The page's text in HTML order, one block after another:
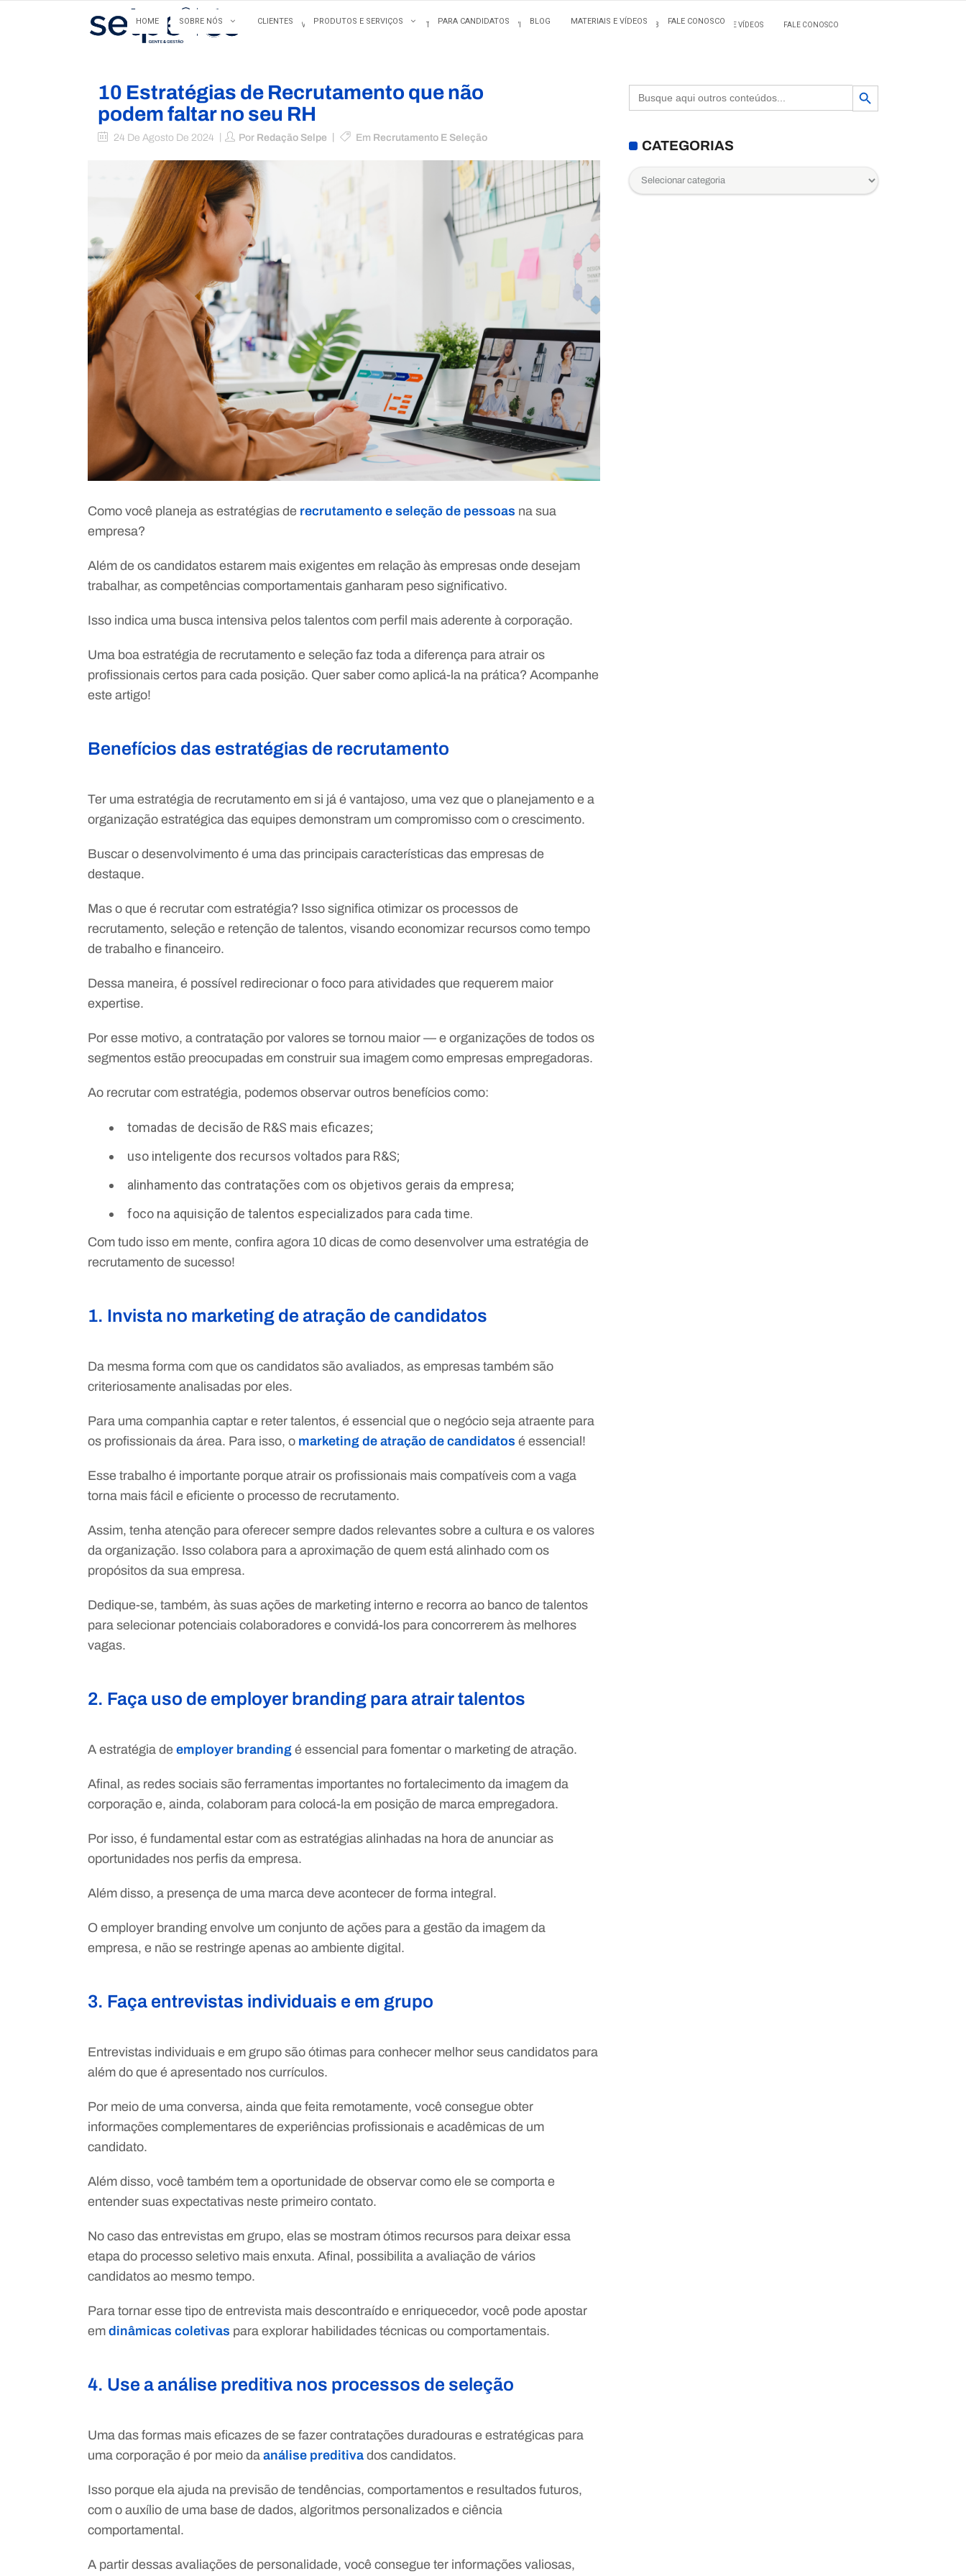
HOME SOBRE NÓS CLIENTES PRODUTOS E SERVIÇOS PARA CANDIDATOS BLOG MATERIAIS E VÍDEOS FALE CONOSCO
HOME SOBRE NÓS CLIENTES PRODUTOS E SERVIÇOS PARA CANDIDATOS BLOG MATERIAIS E VÍDEOS FALE CONOSCO
10 Estratégias de Recrutamento que não
podem faltar no seu RH
24 De Agosto De 2024 Por Redação Selpe Em Recrutamento E Seleção
Como você planeja as estratégias de recrutamento e seleção de pessoas na sua
empresa?
Além de os candidatos estarem mais exigentes em relação às empresas onde desejam
trabalhar, as competências comportamentais ganharam peso significativo.
Isso indica uma busca intensiva pelos talentos com perfil mais aderente à corporação.
Uma boa estratégia de recrutamento e seleção faz toda a diferença para atrair os
profissionais certos para cada posição. Quer saber como aplicá-la na prática? Acompanhe
este artigo!
Benefícios das estratégias de recrutamento
Ter uma estratégia de recrutamento em si já é vantajoso, uma vez que o planejamento e a
organização estratégica das equipes demonstram um compromisso com o crescimento.
Buscar o desenvolvimento é uma das principais características das empresas de
destaque.
Mas o que é recrutar com estratégia? Isso significa otimizar os processos de
recrutamento, seleção e retenção de talentos, visando economizar recursos como tempo
de trabalho e financeiro.
Dessa maneira, é possível redirecionar o foco para atividades que requerem maior
expertise.
Por esse motivo, a contratação por valores se tornou maior — e organizações de todos os
segmentos estão preocupadas em construir sua imagem como empresas empregadoras.
Ao recrutar com estratégia, podemos observar outros benefícios como:
tomadas de decisão de R&S mais eficazes;
uso inteligente dos recursos voltados para R&S;
alinhamento das contratações com os objetivos gerais da empresa;
foco na aquisição de talentos especializados para cada time.
Com tudo isso em mente, confira agora 10 dicas de como desenvolver uma estratégia de
recrutamento de sucesso!
1. Invista no marketing de atração de candidatos
Da mesma forma com que os candidatos são avaliados, as empresas também são
criteriosamente analisadas por eles.
Para uma companhia captar e reter talentos, é essencial que o negócio seja atraente para
os profissionais da área. Para isso, o marketing de atração de candidatos é essencial!
Esse trabalho é importante porque atrair os profissionais mais compatíveis com a vaga
torna mais fácil e eficiente o processo de recrutamento.
Assim, tenha atenção para oferecer sempre dados relevantes sobre a cultura e os valores
da organização. Isso colabora para a aproximação de quem está alinhado com os
propósitos da sua empresa.
Dedique-se, também, às suas ações de marketing interno e recorra ao banco de talentos
para selecionar potenciais colaboradores e convidá-los para concorrerem às melhores
vagas.
2. Faça uso de employer branding para atrair talentos
A estratégia de employer branding é essencial para fomentar o marketing de atração.
Afinal, as redes sociais são ferramentas importantes no fortalecimento da imagem da
corporação e, ainda, colaboram para colocá-la em posição de marca empregadora.
Por isso, é fundamental estar com as estratégias alinhadas na hora de anunciar as
oportunidades nos perfis da empresa.
Além disso, a presença de uma marca deve acontecer de forma integral.
O employer branding envolve um conjunto de ações para a gestão da imagem da
empresa, e não se restringe apenas ao ambiente digital.
3. Faça entrevistas individuais e em grupo
Entrevistas individuais e em grupo são ótimas para conhecer melhor seus candidatos para
além do que é apresentado nos currículos.
Por meio de uma conversa, ainda que feita remotamente, você consegue obter
informações complementares de experiências profissionais e acadêmicas de um
candidato.
Além disso, você também tem a oportunidade de observar como ele se comporta e
entender suas expectativas neste primeiro contato.
No caso das entrevistas em grupo, elas se mostram ótimos recursos para deixar essa
etapa do processo seletivo mais enxuta. Afinal, possibilita a avaliação de vários
candidatos ao mesmo tempo.
Para tornar esse tipo de entrevista mais descontraído e enriquecedor, você pode apostar
em dinâmicas coletivas para explorar habilidades técnicas ou comportamentais.
4. Use a análise preditiva nos processos de seleção
Uma das formas mais eficazes de se fazer contratações duradouras e estratégicas para
uma corporação é por meio da análise preditiva dos candidatos.
Isso porque ela ajuda na previsão de tendências, comportamentos e resultados futuros,
com o auxílio de uma base de dados, algoritmos personalizados e ciência
comportamental.
A partir dessas avaliações de personalidade, você consegue ter informações valiosas,
Search
for:
Search Button
CATEGORIAS
Categorias